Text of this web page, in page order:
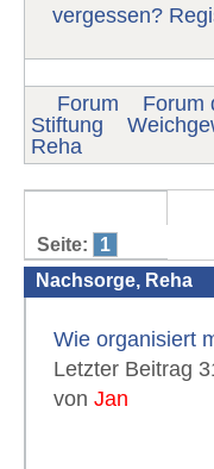
vergessen?
Forum
Forum
Stiftung
Reha
Seite:
1
Nachsorge, Reha
Wie organisiert
Letzter Beitrag
vonJan